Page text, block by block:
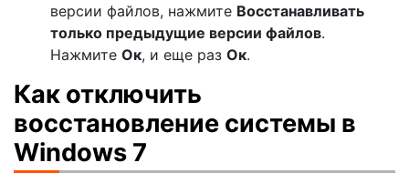
версии файлов, нажмите Восстанавливать
только предыдущие версии файлов.
Нажмите Ок, и еще раз Ок.
Как отключить
восстановление системы в
Windows 7